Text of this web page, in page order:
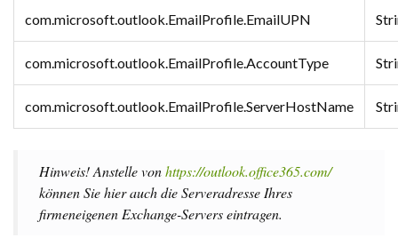
com.microsoft.outlook.EmailProfile.EmailUPN
com.microsoft.outlook.EmailProfile.AccountType
com.microsoft.outlook.EmailProfile.ServerHostName
Hinweis! Anstelle vonhttps://outlook.office365.com/
können Sie hier auch die Serveradresse Ihres
firmeneigenen Exchange-Servers eintragen.